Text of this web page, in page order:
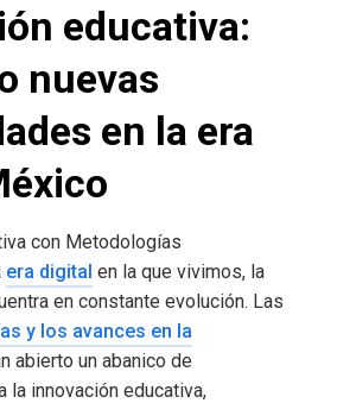
educativa:
nuevas
en la era
con Metodologías
era digital en la que vivimos, la
en constante evolución. Las
y los avances en la
abierto un abanico de
la innovación educativa,